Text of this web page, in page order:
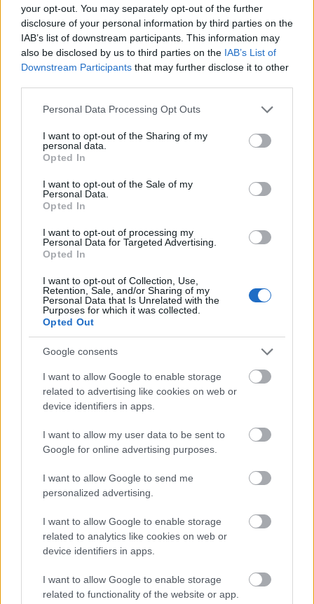
your opt-out. You may separately opt-out of the further
disclosure of your personal information by third parties on the
IAB’s list of downstream participants. This information may
also be disclosed by us to third parties on the IAB’s List of
Downstream Participants that may further disclose it to other
Please note that this website/app uses one or more Google
not limited to your visit or usage behaviour. You may click to
grant or deny consent to Google and its third-party tags to
use your data for below specified purposes in below Google
consent section.
Personal Data Processing Opt Outs
I want to opt-out of the Sharing of my
personal data.
Opted In
I want to opt-out of the Sale of my
Personal Data.
Opted In
I want to opt-out of processing my
Personal Data for Targeted Advertising.
Opted In
I want to opt-out of Collection, Use,
Retention, Sale, and/or Sharing of my
Personal Data that Is Unrelated with the
Purposes for which it was collected.
Opted Out
Google consents
I want to allow Google to enable storage
related to advertising like cookies on web or
device identifiers in apps.
I want to allow my user data to be sent to
Google for online advertising purposes.
I want to allow Google to send me
personalized advertising.
I want to allow Google to enable storage
related to analytics like cookies on web or
device identifiers in apps.
I want to allow Google to enable storage
related to functionality of the website or app.
Képző Keretező
AZ EMBERSÉG ÜNNEPE
„NEM TÖBB EZER EMBERRE UTAZUNK, HANEM
EGY VÁLOGATOTT TÁRSASÁGRA”